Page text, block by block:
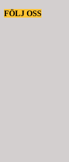
FÖLJ OSS